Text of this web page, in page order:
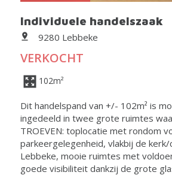
Individuele handelszaak
9280 Lebbeke
VERKOCHT
102m²
Dit handelspand van +/- 102m² is
ingedeeld in twee grote ruimtes
TROEVEN: toplocatie met rondom
parkeergelegenheid, vlakbij de kerk/
Lebbeke, mooie ruimtes met
goede visibiliteit dankzij de grote